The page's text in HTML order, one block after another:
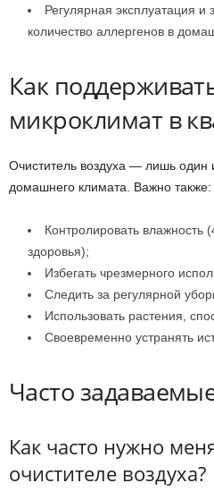
Регулярная эксплуатация
количество аллергенов в
Как
микроклимат в
Очиститель воздуха — лишь один
домашнего климата. Важно также:
Контролировать влажность
здоровья);
Избегать чрезмерного
Следить за регулярной
Использовать растения,
Своевременно устранять
Часто
Как часто нужно
очистителе воздуха?